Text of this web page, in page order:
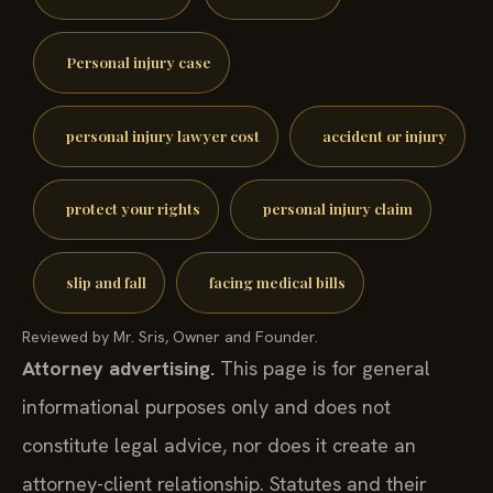
Personal injury case
personal injury lawyer cost accident or injury
protect your rights personal injury claim
slip and fall facing medical bills
Reviewed by Mr. Sris, Owner and Founder.
Attorney advertising. This page is for general
informational purposes only and does not
constitute legal advice, nor does it create an